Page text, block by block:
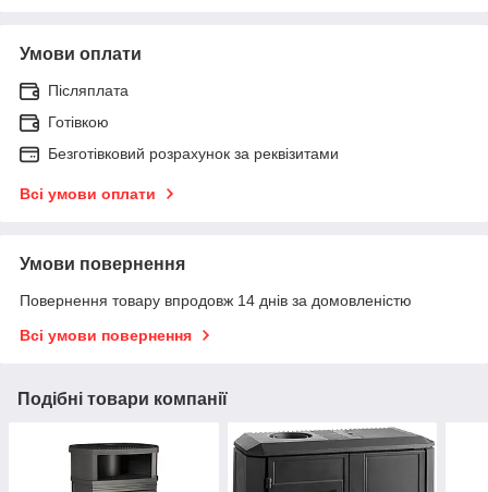
Умови оплати
Післяплата
Готівкою
Безготівковий розрахунок за реквізитами
Всі умови оплати
Умови повернення
Повернення товару впродовж 14 днів за домовленістю
Всі умови повернення
Подібні товари компанії